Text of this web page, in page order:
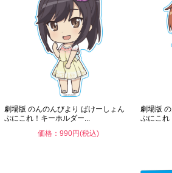
劇場版 のんのんびより ばけーしょん
ぷにこれ！キーホルダー...
価格：990円(税込)
劇場版
ぷにこれ